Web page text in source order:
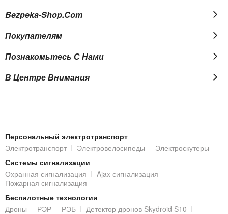
Специализированный магазин Bezpeka-shop предлагает
качественные акустические кабели проверенных
производителей. К услугам покупателей онлайн-магазина
приглашаем посетить наш офлайн-магазин в Киеве, Виннице
Bezpeka-Shop.com
Покупателям
Познакомьтесь С Нами
В Центре Внимания
Персональный электротранспорт
Электротранспорт
Электровелосипеды
Электроскутеры
Системы сигнализации
Охранная сигнализация
Ajax сигнализация
Пожарная сигнализация
Беспилотные технологии
Дроны
РЭР РЭБ
Детектор дронов Skydroid S10